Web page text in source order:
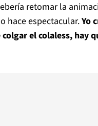
retomar la
hace espectacular.Yo
colgar el colaless, hay